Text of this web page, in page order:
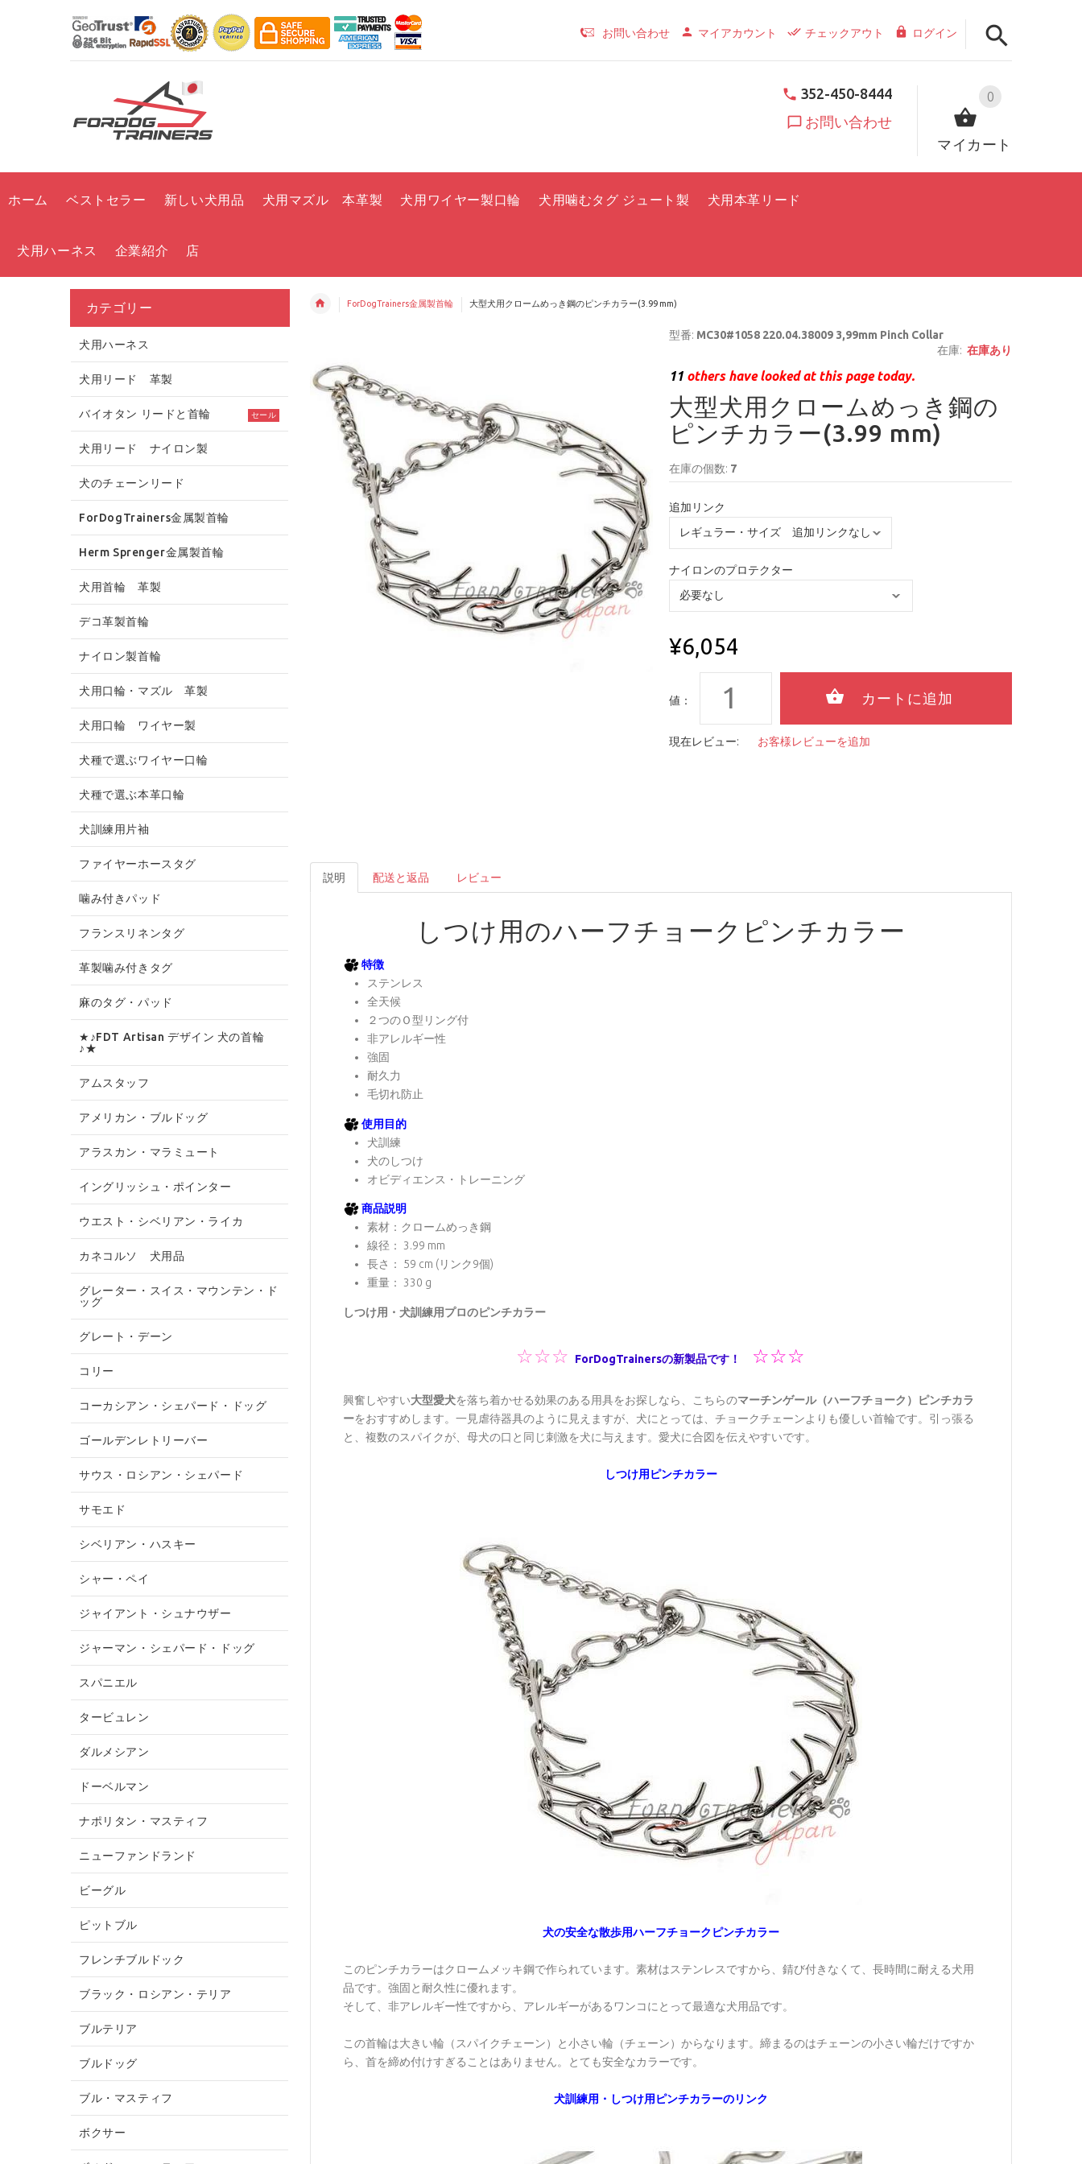
お問い合わせ マイアカウント チェックアウト ログイン
0
マイカート
352-450-8444
お問い合わせ
ホーム ベストセラー 新しい犬用品 犬用マズル 本革製 犬用ワイヤー製口輪 犬用噛むタグ ジュート製 犬用本革リード
犬用ハーネス 企業紹介 店
ForDogTrainers金属製首輪 大型犬用クロームめっき鋼のピンチカラー(3.99 mm)
型番: MC30#1058 220.04.38009 3,99mm Pinch Collar
在庫: 在庫あり
11others have looked at this page today.
大型犬用クロームめっき鋼の
ピンチカラー(3.99 mm)
在庫の個数: 7
追加リンク
ナイロンのプロテクター
¥6,054
値：
現在レビュー: お客様レビューを追加
説明 配送と返品 レビュー
しつけ用のハーフチョークピンチカラー
特徴
ステンレス
全天候
２つのＯ型リング付
非アレルギー性
強固
耐久力
毛切れ防止
使用目的
犬訓練
犬のしつけ
オビディエンス・トレーニング
商品説明
素材：クロームめっき鋼
線径： 3.99 mm
長さ： 59 cm (リンク9個)
重量： 330 g
しつけ用・犬訓練用プロのピンチカラー
☆☆☆ ForDogTrainersの新製品です！ ☆☆☆
興奮しやすい大型愛犬を落ち着かせる効果のある用具をお探しなら、こちらのマーチンゲール（ハーフチョーク）ピンチカラ
ーをおすすめします。一見虐待器具のように見えますが、犬にとっては、チョークチェーンよりも優しい首輪です。引っ張る
と、複数のスパイクが、母犬の口と同じ刺激を犬に与えます。愛犬に合図を伝えやすいです。
しつけ用ピンチカラー
犬の安全な散歩用ハーフチョークピンチカラー
このピンチカラーはクロームメッキ鋼で作られています。素材はステンレスですから、錆び付きなくて、長時間に耐える犬用
品です。強固と耐久性に優れます。
そして、非アレルギー性ですから、アレルギーがあるワンコにとって最適な犬用品です。
この首輪は大きい輪（スパイクチェーン）と小さい輪（チェーン）からなります。締まるのはチェーンの小さい輪だけですか
ら、首を締め付けすぎることはありません。とても安全なカラーです。
犬訓練用・しつけ用ピンチカラーのリンク
カテゴリー
犬用ハーネス
犬用リード 革製
バイオタン リードと首輪 セール
犬用リード ナイロン製
犬のチェーンリード
ForDogTrainers金属製首輪
Herm Sprenger金属製首輪
犬用首輪 革製
デコ革製首輪
ナイロン製首輪
犬用口輪・マズル 革製
犬用口輪 ワイヤー製
犬種で選ぶワイヤー口輪
犬種で選ぶ本革口輪
犬訓練用片袖
ファイヤーホースタグ
噛み付きパッド
フランスリネンタグ
革製噛み付きタグ
麻のタグ・パッド
★♪FDT Artisan デザイン 犬の首輪
♪★
アムスタッフ
アメリカン・ブルドッグ
アラスカン・マラミュート
イングリッシュ・ポインター
ウエスト・シベリアン・ライカ
カネコルソ 犬用品
グレーター・スイス・マウンテン・ド
ッグ
グレート・デーン
コリー
コーカシアン・シェパード・ドッグ
ゴールデンレトリーバー
サウス・ロシアン・シェパード
サモエド
シベリアン・ハスキー
シャー・ペイ
ジャイアント・シュナウザー
ジャーマン・シェパード・ドッグ
スパニエル
タービュレン
ダルメシアン
ドーベルマン
ナポリタン・マスティフ
ニューファンドランド
ビーグル
ピットブル
フレンチブルドック
ブラック・ロシアン・テリア
ブルテリア
ブルドッグ
ブル・マスティフ
ボクサー